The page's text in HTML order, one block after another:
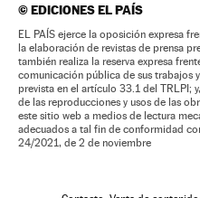
©EDICIONES EL PAÍS
EL PAÍS ejerce la oposición expresa
la elaboración de revistas de prensa
también realiza la reserva expresa
comunicación pública de sus trabajos
prevista en el artículo 33.1 del TRLPI;
de las reproducciones y usos de las
este sitio web a medios de lectura
adecuados a tal fin de conformidad
24/2021, de 2 de noviembre